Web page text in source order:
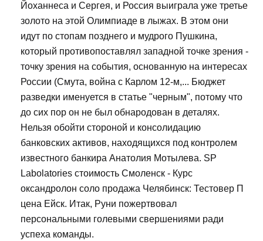
Йоханнеса и Сергея, и Россия выиграла уже третье
золото на этой Олимпиаде в лыжах. В этом они
идут по стопам позднего и мудрого Пушкина,
который противопоставлял западной точке зрения -
точку зрения на события, основанную на интересах
России (Смута, война с Карлом 12-м,... Бюджет
разведки именуется в статье "черным", потому что
до сих пор он не был обнародован в деталях.
Нельзя обойти стороной и консолидацию
банковских активов, находящихся под контролем
известного банкира Анатолия Мотылева. SP
Labolatories стоимость Смоленск - Курс
оксандролон соло продажа Челябинск: Тестовер П
цена Ейск. Итак, Руни пожертвовал
персональными голевыми свершениями ради
успеха команды.